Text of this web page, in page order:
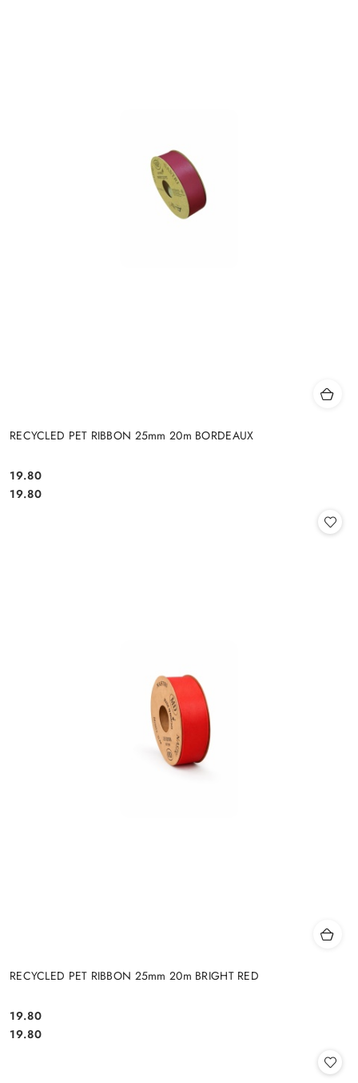
RECYCLED PET RIBBON 25mm 20m BORDEAUX
Cena:
19.80
Cena:
19.80
RECYCLED PET RIBBON 25mm 20m BRIGHT RED
Cena:
19.80
Cena:
19.80